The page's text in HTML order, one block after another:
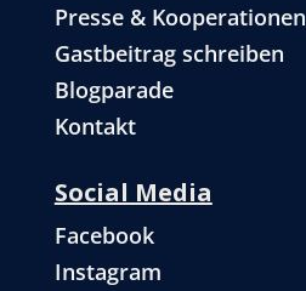
Presse & Kooperationen
Gastbeitrag schreiben
Blogparade
Kontakt
Social Media
Facebook
Instagram